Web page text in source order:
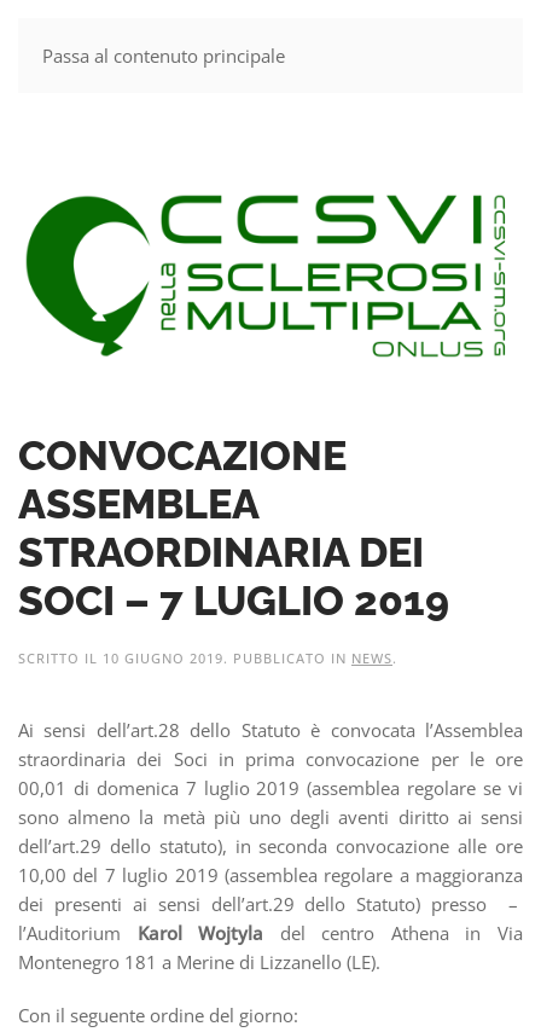
Passa al contenuto principale
MENU
CONVOCAZIONE
ASSEMBLEA
STRAORDINARIA DEI
SOCI – 7 LUGLIO 2019
SCRITTO IL 10 GIUGNO 2019. PUBBLICATO IN NEWS.
Ai sensi dell’art.28 dello Statuto è convocata l’Assemblea
straordinaria dei Soci in prima convocazione per le ore
00,01 di domenica 7 luglio 2019 (assemblea regolare se vi
sono almeno la metà più uno degli aventi diritto ai sensi
dell’art.29 dello statuto), in seconda convocazione alle ore
10,00 del 7 luglio 2019 (assemblea regolare a maggioranza
dei presenti ai sensi dell’art.29 dello Statuto) presso –
l’Auditorium Karol Wojtyla del centro Athena in Via
Montenegro 181 a Merine di Lizzanello (LE).
Con il seguente ordine del giorno: